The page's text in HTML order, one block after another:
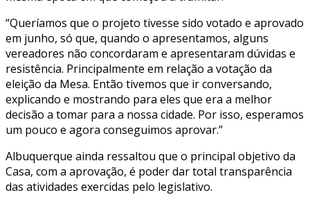
“Queríamos que o projeto tivesse sido votado e aprovado
em junho, só que, quando o apresentamos, alguns
vereadores não concordaram e apresentaram dúvidas e
resistência. Principalmente em relação a votação da
eleição da Mesa. Então tivemos que ir conversando,
explicando e mostrando para eles que era a melhor
decisão a tomar para a nossa cidade. Por isso, esperamos
um pouco e agora conseguimos aprovar.”
Albuquerque ainda ressaltou que o principal objetivo da
Casa, com a aprovação, é poder dar total transparência
das atividades exercidas pelo legislativo.